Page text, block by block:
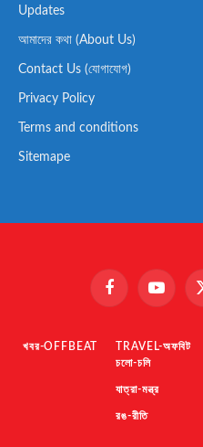
Updates
আমাদের কথা (About Us)
Contact Us (যোগাযোগ)
Privacy Policy
Terms and conditions
Sitemape
FacebookYouTube
খবর-OFFBEAT
TRAVEL-অফবিট
চলো-চলি
যাত্রা-মন্ত্র
রঙ-রীতি